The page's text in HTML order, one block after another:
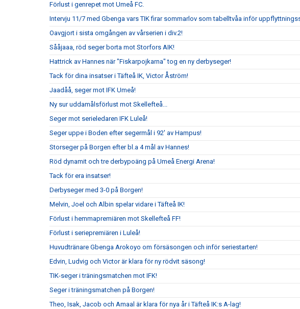
Förlust i genrepet mot Umeå FC.
Intervju 11/7 med Gbenga vars TIK firar sommarlov som tabelltvåa inför
Oavgjort i sista omgången av vårserien i div.2!
Sååjaaa, röd seger borta mot Storfors AIK!
Hattrick av Hannes när "Fiskarpojkarna" tog en ny derbyseger!
Tack för dina insatser i Täfteå IK, Victor Åström!
Jaadåå, seger mot IFK Umeå!
Ny sur uddamålsförlust mot Skellefteå...
Seger mot serieledaren IFK Luleå!
Seger uppe i Boden efter segermål i 92' av Hampus!
Storseger på Borgen efter bl.a 4 mål av Hannes!
Röd dynamit och tre derbypoäng på Umeå Energi Arena!
Tack för era insatser!
Derbyseger med 3-0 på Borgen!
Melvin, Joel och Albin spelar vidare i Täfteå IK!
Förlust i hemmapremiären mot Skellefteå FF!
Förlust i seriepremiären i Luleå!
Huvudtränare Gbenga Arokoyo om försäsongen och inför seriestarten!
Edvin, Ludvig och Victor är klara för ny rödvit säsong!
TIK-seger i träningsmatchen mot IFK!
Seger i träningsmatchen på Borgen!
Theo, Isak, Jacob och Amaal är klara för nya år i Täfteå IK:s A-lag!